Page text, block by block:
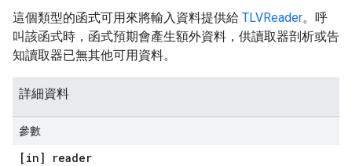
這個類型的函式可用來將輸入資料提供給 TLVReader。呼
叫該函式時，函式預期會產生額外資料，供讀取器剖析或告
知讀取器已無其他可用資料。
詳細資料
參數
[in] reader